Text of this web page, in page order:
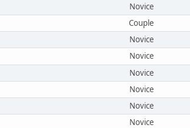
Novice
Couple
Novice
Novice
Novice
Novice
Novice
Novice